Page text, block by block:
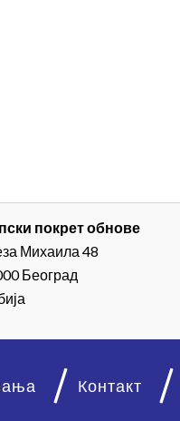
Контакт
покрет обнове
Михаила 48
Београд
обнове